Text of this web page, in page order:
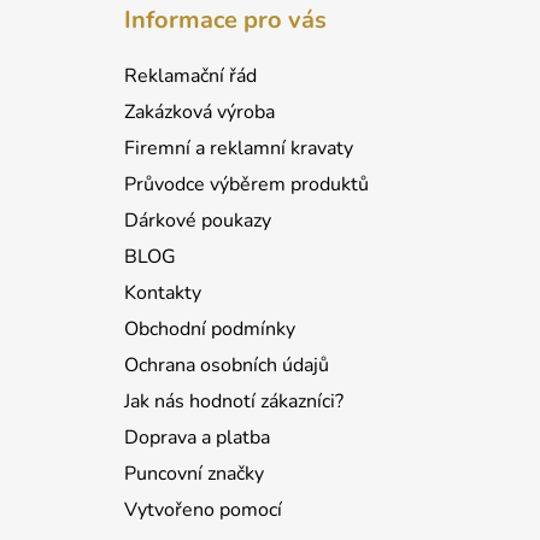
Informace pro vás
Reklamační řád
Zakázková výroba
Firemní a reklamní kravaty
Průvodce výběrem produktů
Dárkové poukazy
BLOG
Kontakty
Obchodní podmínky
Ochrana osobních údajů
Jak nás hodnotí zákazníci?
Doprava a platba
Puncovní značky
Vytvořeno pomocí